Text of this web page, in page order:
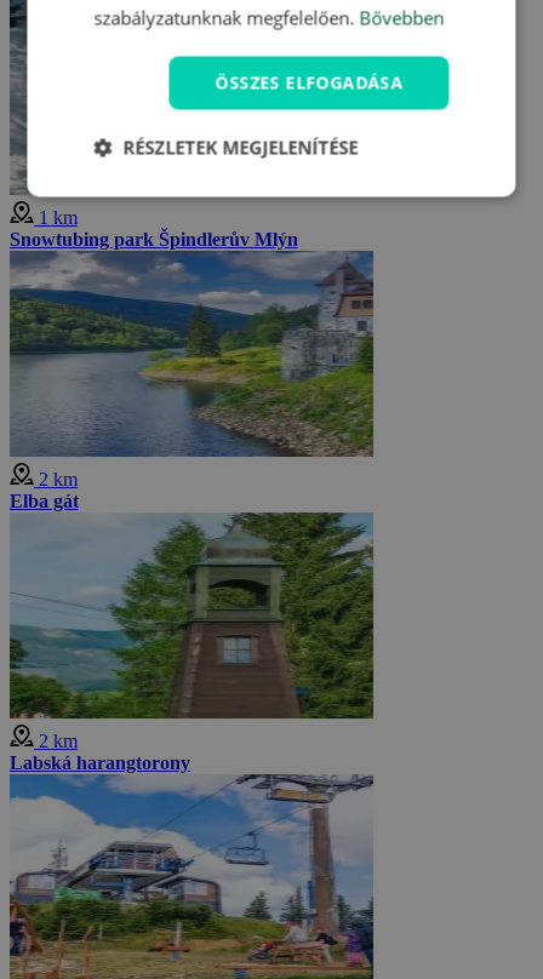
1 km
Snowtubing park Špindlerův Mlýn
2 km
Elba gát
2 km
Labská harangtorony
szabályzatunknak megfelelően. Bővebben
ÖSSZES ELFOGADÁSA
RÉSZLETEK MEGJELENÍTÉSE